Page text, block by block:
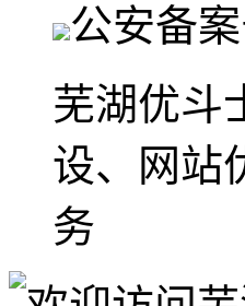
公安备案
芜湖优斗
设、网站
务